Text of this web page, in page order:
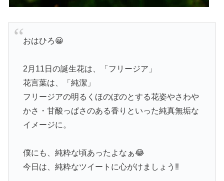
おはひろ😀
2月11日の誕生花は、「フリージア」
花言葉は、「純潔」
フリージアの明るくほのぼのとする花姿やさわや
かさ・甘酸っぱさのある香りといった純真無垢な
イメージに。
僕にも、純粋な頃あったよなぁ😂
今日は、純粋なツイートに心がけましょう‼️